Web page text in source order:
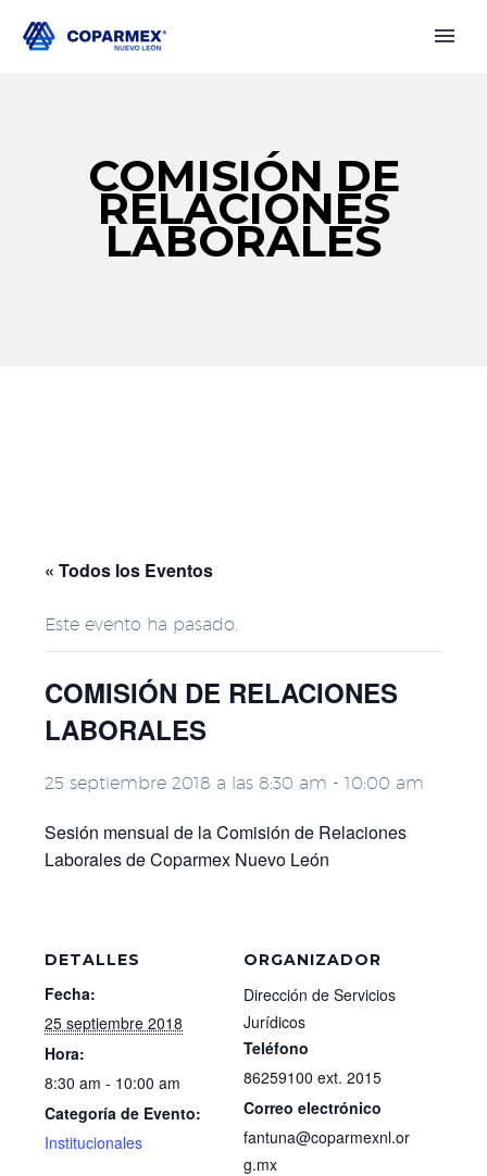
COMISIÓN DE
RELACIONES
LABORALES
« Todos los Eventos
Este evento ha pasado.
COMISIÓN DE RELACIONES
LABORALES
25 septiembre 2018 a las 8:30 am - 10:00 am
Sesión mensual de la Comisión de Relaciones
Laborales de Coparmex Nuevo León
DETALLES
Fecha:
25 septiembre 2018
Hora:
8:30 am - 10:00 am
Categoría de Evento:
Institucionales
ORGANIZADOR
Dirección de Servicios
Jurídicos
Teléfono
86259100 ext. 2015
Correo electrónico
fantuna@coparmexnl.or
g.mx